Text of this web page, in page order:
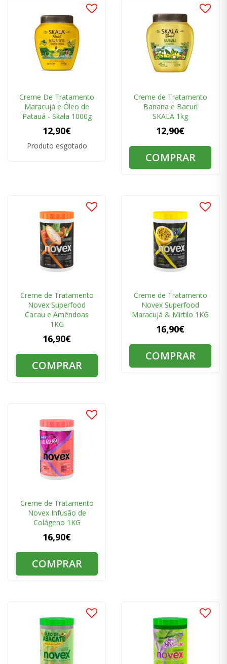
Creme De Tratamento
Maracujá e Óleo de
Patauá - Skala 1000g
12,90€
Produto esgotado
Creme de Tratamento
Banana e Bacuri
SKALA 1kg
12,90€
COMPRAR
Creme de Tratamento
Novex Superfood
Cacau e Amêndoas
1KG
16,90€
COMPRAR
Creme de Tratamento
Novex Superfood
Maracujá & Mirtilo 1KG
16,90€
COMPRAR
Creme de Tratamento
Novex Infusão de
Colágeno 1KG
16,90€
COMPRAR